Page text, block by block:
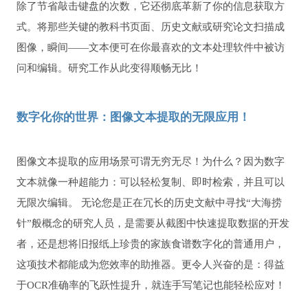
除了节省敲击键盘的次数，它还彻底革新了你的信息获取方
式。将那些关键的教科书页面、历史文献或研究论文扫描成
图像，瞬间——文本便可在你最喜欢的文本处理软件中被访
问和编辑。研究工作从此变得顺畅无比！
数字化你的世界：图像文本提取的无限应用！
图像文本提取的应用场景可谓无穷无尽！为什么？因为数字
文本就像一种超能力：可以轻松复制、即时检索，并且可以
无限次编辑。 无论您是正在冗长的历史文献中寻找“大海捞
针”般概念的研究人员，是需要从截图中快速提取数据的开发
者，还是想将旧报纸上珍贵的家族食谱数字化的普通用户，
这项技术都能成为您效率的助推器。更令人兴奋的是：得益
于OCR准确率的飞跃性提升，就连手写笔记也能轻松应对！